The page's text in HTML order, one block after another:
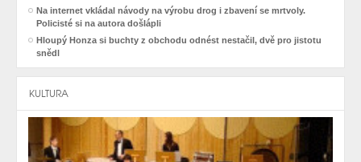
Na internet vkládal návody na výrobu drog i zbavení se mrtvoly.
Policisté si na autora došlápli
Hloupý Honza si buchty z obchodu odnést nestačil, dvě pro jistotu
snědl
KULTURA